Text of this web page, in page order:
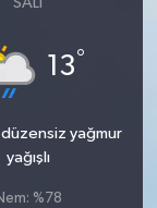
13°
yağmur
yağışlı
%78